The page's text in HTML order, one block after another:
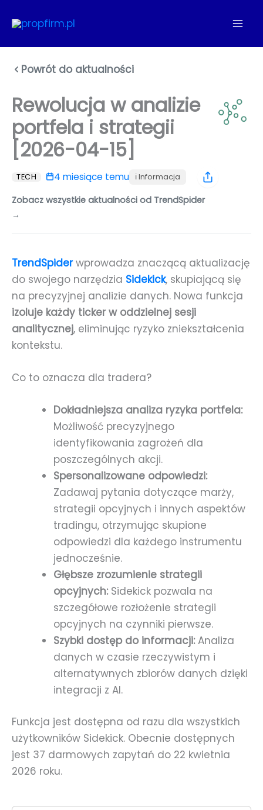
do
Powrót do aktualności
Rewolucja w analizie
portfela i strategii
[2026-04-15]
TECH 4 miesiące temu ℹ️ Informacja
Zobacz wszystkie aktualności od TrendSpider
→
TrendSpiderwprowadza znaczącą aktualizację
do swojego narzędzia Sidekick, skupiającą się
na precyzyjnej analizie danych. Nowa funkcja
izoluje każdy ticker w oddzielnej sesji
analitycznej, eliminując ryzyko zniekształcenia
kontekstu.
Co to oznacza dla tradera?
Dokładniejsza analiza ryzyka portfela:
Możliwość precyzyjnego
identyfikowania zagrożeń dla
poszczególnych akcji.
Spersonalizowane odpowiedzi:
Zadawaj pytania dotyczące marży,
strategii opcyjnych i innych aspektów
tradingu, otrzymując skupione
odpowiedzi dla każdego instrumentu
jednocześnie.
Głębsze zrozumienie strategii
opcyjnych:Sidekick pozwala na
szczegółowe rozłożenie strategii
opcyjnych na czynniki pierwsze.
Szybki dostęp do informacji:Analiza
danych w czasie rzeczywistym i
alternatywnych zbiorów danych dzięki
integracji z AI.
Funkcja jest dostępna od razu dla wszystkich
użytkowników Sidekick. Obecnie dostępnych
jest 37 darmowych zapytań do 22 kwietnia
2026 roku.